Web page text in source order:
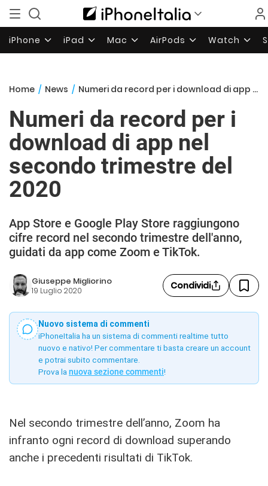
iPhone iPad Mac AirPods Watch
Home / News / Numeri da record per i download di app nel secondo trimestre del 2020
Numeri da record per i
download di app nel
secondo trimestre del
2020
App Store e Google Play Store raggiungono
cifre record nel secondo trimestre dell'anno,
guidati da app come Zoom e TikTok.
Giuseppe Migliorino
19 Luglio 2020 Condividi
Nuovo sistema di commenti
iPhoneItalia ha un sistema di commenti realtime tutto
nuovo e nativo! Per commentare ti basta creare un account
e potrai subito commentare.
Prova la nuova sezione commenti!
Nel secondo trimestre dell’anno, Zoom ha
infranto ogni record di download superando
anche i precedenti risultati di TikTok.